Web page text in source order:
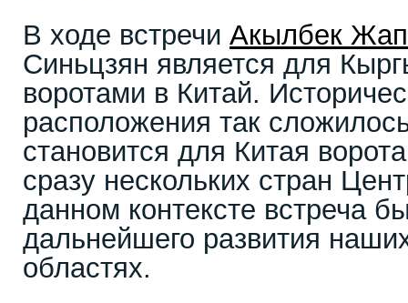
В ходе встречи Акылбек
Синьцзян является для
воротами в Китай.
расположения так
становится для Китая
сразу нескольких стран
данном контексте встреча
дальнейшего развития
областях.